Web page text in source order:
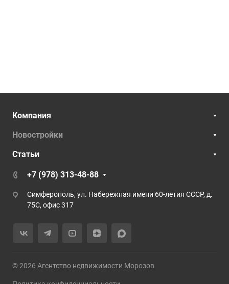
Компания
Новостройки
Статьи
+7 (978) 313-48-88
Симферополь, ул. Набережная имени 60-летия СССР, д.
75С, офис 317
© 2026 Агентство недвижимости Морозов